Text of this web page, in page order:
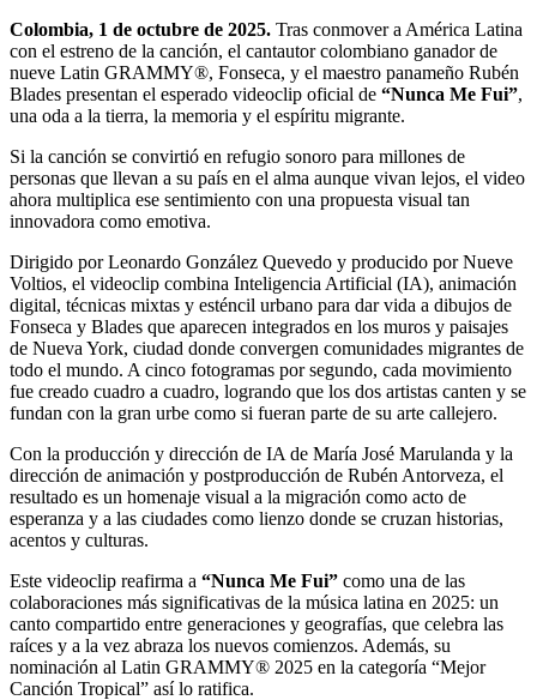
Colombia, 1 de octubre de 2025. Tras conmover a América Latina
con el estreno de la canción, el cantautor colombiano ganador de
nueve Latin GRAMMY®, Fonseca, y el maestro panameño Rubén
Blades presentan el esperado videoclip oficial de “Nunca Me Fui”,
una oda a la tierra, la memoria y el espíritu migrante.
Si la canción se convirtió en refugio sonoro para millones de
personas que llevan a su país en el alma aunque vivan lejos, el video
ahora multiplica ese sentimiento con una propuesta visual tan
innovadora como emotiva.
Dirigido por Leonardo González Quevedo y producido por Nueve
Voltios, el videoclip combina Inteligencia Artificial (IA), animación
digital, técnicas mixtas y esténcil urbano para dar vida a dibujos de
Fonseca y Blades que aparecen integrados en los muros y paisajes
de Nueva York, ciudad donde convergen comunidades migrantes de
todo el mundo. A cinco fotogramas por segundo, cada movimiento
fue creado cuadro a cuadro, logrando que los dos artistas canten y se
fundan con la gran urbe como si fueran parte de su arte callejero.
Con la producción y dirección de IA de María José Marulanda y la
dirección de animación y postproducción de Rubén Antorveza, el
resultado es un homenaje visual a la migración como acto de
esperanza y a las ciudades como lienzo donde se cruzan historias,
acentos y culturas.
Este videoclip reafirma a “Nunca Me Fui” como una de las
colaboraciones más significativas de la música latina en 2025: un
canto compartido entre generaciones y geografías, que celebra las
raíces y a la vez abraza los nuevos comienzos. Además, su
nominación al Latin GRAMMY® 2025 en la categoría “Mejor
Canción Tropical” así lo ratifica.